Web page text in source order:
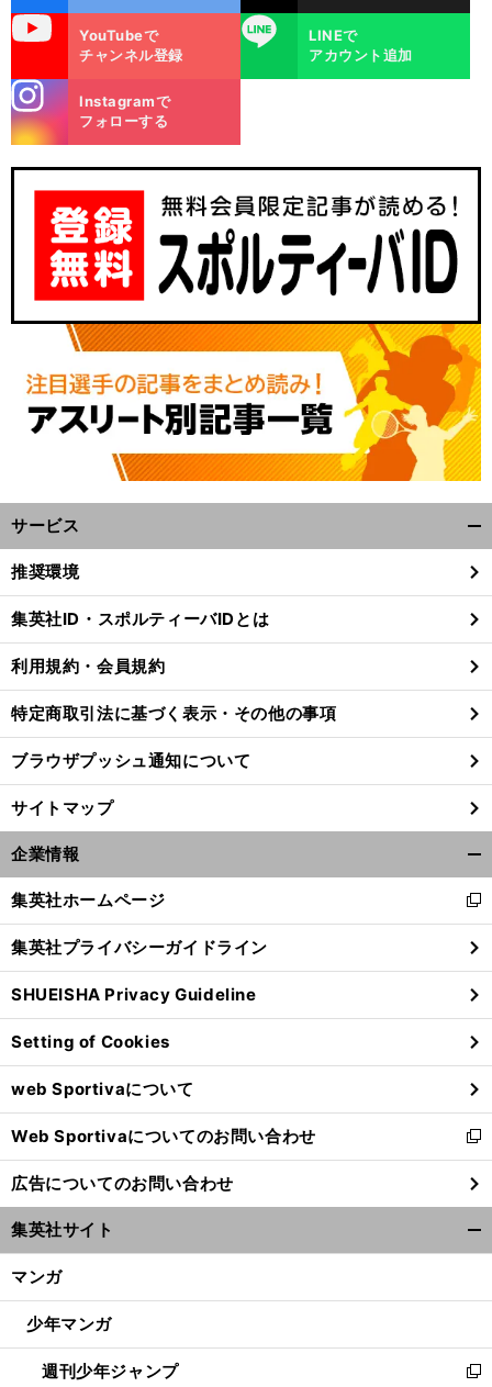
武
高橋光成「
連勝で満足している余裕はないです
YouTubeで
チャンネル登録
LINE
LINEで
アカウント追加
m
Instagramで
フォローする
サービス
閉
る
推奨環境
集英社ID・スポルティーバIDとは
利用規約・会員規約
特定商取引法に基づく表示・その他の事項
ブラウザプッシュ通知について
サイトマップ
企業情報
閉
る
集英社ホームページ
新
し
い
ウ
ィ
ン
ド
ウ
で
開
く
集英社プライバシーガイドライン
SHUEISHA Privacy Guideline
Setting of Cookies
web Sportivaについて
Web Sportivaについてのお問い合わせ
新
し
い
ウ
ィ
ン
ウ
開
く
広告についてのお問い合わせ
集英社サイト
マンガ
少年マンガ
週刊少年ジャンプ
新